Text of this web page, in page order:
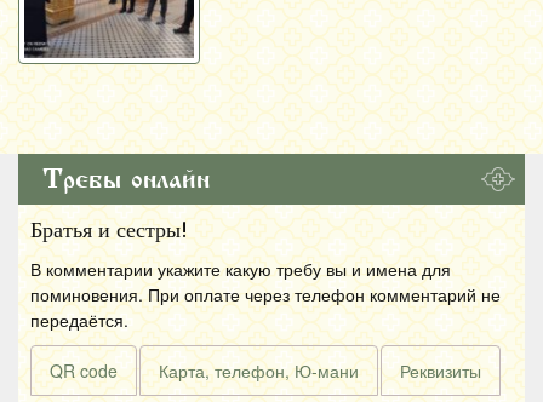
Требы онлайн
Братья и сестры!
В комментарии укажите какую требу вы и имена для
поминовения. При оплате через телефон комментарий не
передаётся.
QR code Карта, телефон, Ю-мани Реквизиты